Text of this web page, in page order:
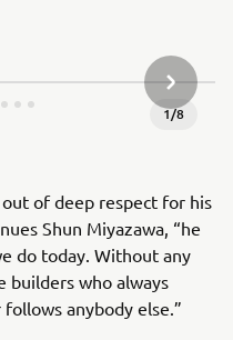
1/8
of deep respect for his
Shun Miyazawa, “he
do today. Without any
builders who always
anybody else.”